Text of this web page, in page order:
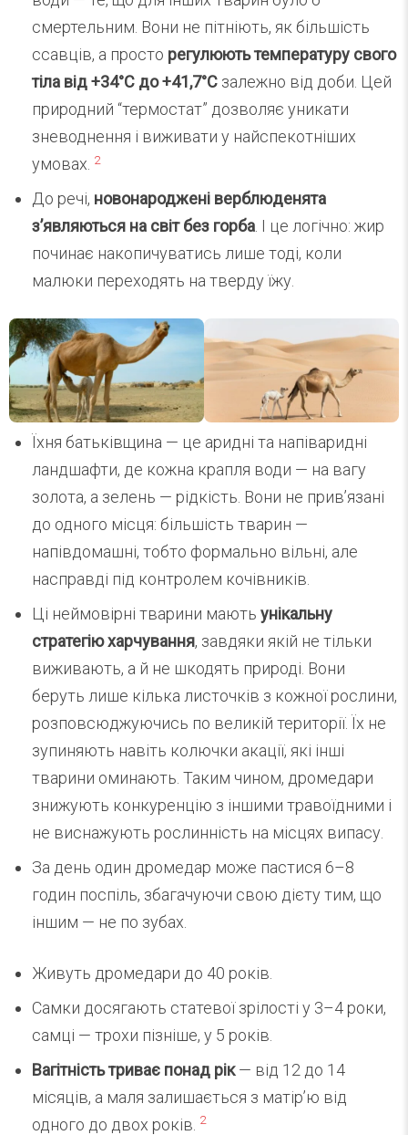
смертельним. Вони не пітніють, як більшість
ссавців, а просто регулюють температуру свого
тіла від +34°C до +41,7°C залежно від доби. Цей
природний “термостат” дозволяє уникати
зневоднення і виживати у найспекотніших
умовах. 2
До речі, новонароджені верблюденята
з’являються на світ без горба. І це логічно: жир
починає накопичуватись лише тоді, коли
малюки переходять на тверду їжу.
Їхня батьківщина — це аридні та напіваридні
ландшафти, де кожна крапля води — на вагу
золота, а зелень — рідкість. Вони не прив’язані
до одного місця: більшість тварин —
напівдомашні, тобто формально вільні, але
насправді під контролем кочівників.
Ці неймовірні тварини мають унікальну
стратегію харчування, завдяки якій не тільки
виживають, а й не шкодять природі. Вони
беруть лише кілька листочків з кожної рослини,
розповсюджуючись по великій території. Їх не
зупиняють навіть колючки акації, які інші
тварини оминають. Таким чином, дромедари
знижують конкуренцію з іншими травоїдними і
не виснажують рослинність на місцях випасу.
За день один дромедар може пастися 6–8
годин поспіль, збагачуючи свою дієту тим, що
іншим — не по зубах.
Живуть дромедари до 40 років.
Самки досягають статевої зрілості у 3–4 роки,
самці — трохи пізніше, у 5 років.
Вагітність триває понад рік— від 12 до 14
місяців, а маля залишається з матір’ю від
одного до двох років. 2